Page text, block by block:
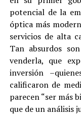
potencial de la
óptica más
servicios de alta
Tan absurdos
venderla, que
inversión
calificaron de
parecen “ser más
que de un análisis